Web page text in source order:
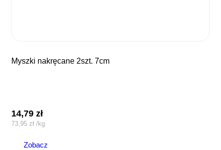
myszki nakręcane 2szt. 7cm
14,79zł
73,95zł /kg
Zobacz